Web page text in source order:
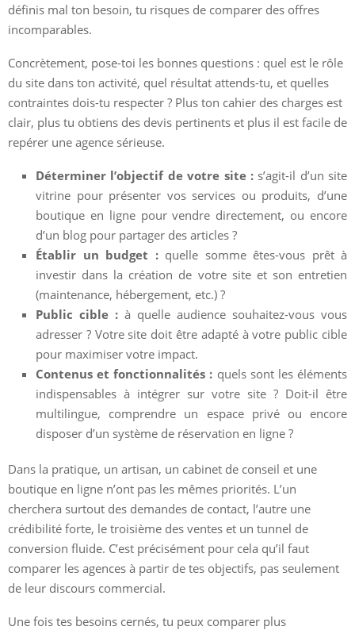
définis mal ton besoin, tu risques de comparer des offres
incomparables.
Concrètement, pose-toi les bonnes questions : quel est le rôle
du site dans ton activité, quel résultat attends-tu, et quelles
contraintes dois-tu respecter ? Plus ton cahier des charges est
clair, plus tu obtiens des devis pertinents et plus il est facile de
repérer une agence sérieuse.
Déterminer l’objectif de votre site :s’agit-il d’un site
vitrine pour présenter vos services ou produits, d’une
boutique en ligne pour vendre directement, ou encore
d’un blog pour partager des articles ?
Établir un budget :quelle somme êtes-vous prêt à
investir dans la création de votre site et son entretien
(maintenance, hébergement, etc.) ?
Public cible : à quelle audience souhaitez-vous vous
adresser ? Votre site doit être adapté à votre public cible
pour maximiser votre impact.
Contenus et fonctionnalités : quels sont les éléments
indispensables à intégrer sur votre site ? Doit-il être
multilingue, comprendre un espace privé ou encore
disposer d’un système de réservation en ligne ?
Dans la pratique, un artisan, un cabinet de conseil et une
boutique en ligne n’ont pas les mêmes priorités. L’un
cherchera surtout des demandes de contact, l’autre une
crédibilité forte, le troisième des ventes et un tunnel de
conversion fluide. C’est précisément pour cela qu’il faut
comparer les agences à partir de tes objectifs, pas seulement
de leur discours commercial.
Une fois tes besoins cernés, tu peux comparer plus